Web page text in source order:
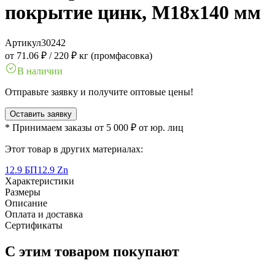
покрытие цинк, M18x140 мм
Артикул30242
от 71.06 ₽ / 220 ₽ кг (промфасовка)
В наличии
Отправьте заявку и получите оптовые цены!
Оставить заявку
* Принимаем заказы от 5 000 ₽ от юр. лиц
Этот товар в других материалах:
12.9 БП12.9 Zn
Характеристики
Размеры
Описание
Оплата и доставка
Сертификаты
С этим товаром покупают